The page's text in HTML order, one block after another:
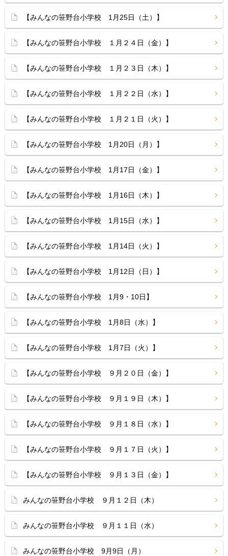
【みんなの笹野台小学校 1月25日（土）】
【みんなの笹野台小学校 １月２４日（金）】
【みんなの笹野台小学校 １月２３日（木）】
【みんなの笹野台小学校 １月２２日（水）】
【みんなの笹野台小学校 １月２１日（火）】
【みんなの笹野台小学校 1月20日（月）】
【みんなの笹野台小学校 1月17日（金）】
【みんなの笹野台小学校 1月16日（木）】
【みんなの笹野台小学校 1月15日（水）】
【みんなの笹野台小学校 1月14日（火）】
【みんなの笹野台小学校 1月12日（日）】
【みんなの笹野台小学校 1月9・10日】
【みんなの笹野台小学校 1月8日（水）】
【みんなの笹野台小学校 1月7日（火）】
【みんなの笹野台小学校 ９月２０日（金）】
【みんなの笹野台小学校 ９月１９日（木）】
【みんなの笹野台小学校 ９月１８日（水）】
【みんなの笹野台小学校 ９月１７日（火）】
【みんなの笹野台小学校 ９月１３日（金）】
みんなの笹野台小学校 ９月１２日（木）
みんなの笹野台小学校 ９月１１日（水）
みんなの笹野台小学校 9月9日（月）